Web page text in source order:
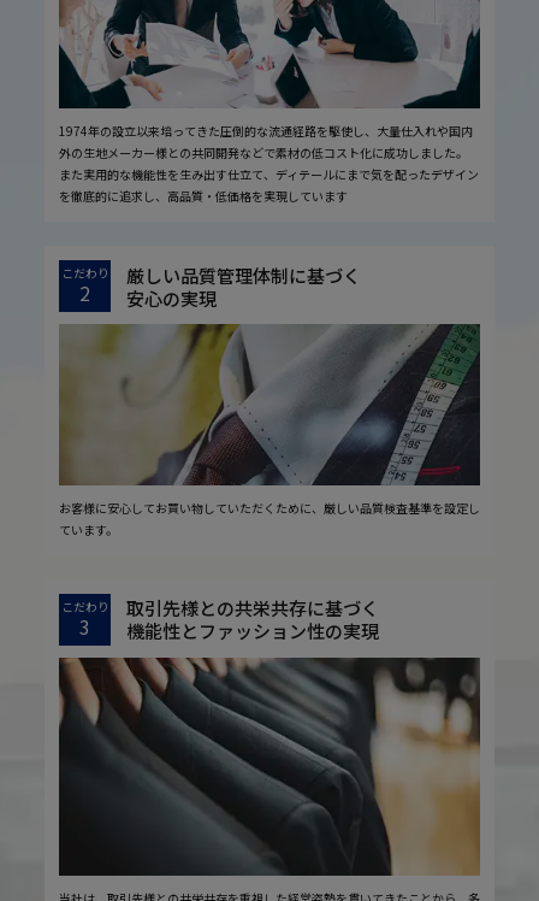
1974年の設立以来培ってきた圧倒的な流通経路を駆使し、大量仕入れや国内
外の生地メーカー様との共同開発などで素材の低コスト化に成功しました。
また実用的な機能性を生み出す仕立て、ディテールにまで気を配ったデザイン
を徹底的に追求し、高品質・低価格を実現しています
こだわり
2
厳しい品質管理体制に基づく
安心の実現
お客様に安心してお買い物していただくために、厳しい品質検査基準を設定し
ています。
こだわり
3
取引先様との共栄共存に基づく
機能性とファッション性の実現